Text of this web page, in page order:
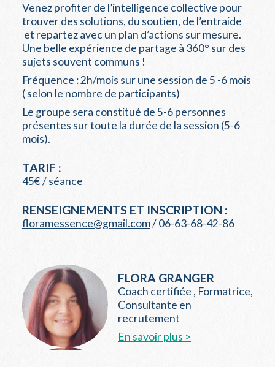
Venez profiter de l’intelligence collective pour
trouver des solutions, du soutien, de l’entraide
et repartez avec un plan d’actions sur mesure.
Une belle expérience de partage à 360° sur des
sujets souvent communs !
Fréquence : 2h/mois sur une session de 5 -6 mois
( selon le nombre de participants)
Le groupe sera constitué de 5-6 personnes
présentes sur toute la durée de la session (5-6
mois).
TARIF :
45€ / séance
RENSEIGNEMENTS ET INSCRIPTION :
floramessence@gmail.com/ 06-63-68-42-86
FLORA GRANGER
Coach certifiée , Formatrice,
Consultante en
recrutement
En savoir plus >